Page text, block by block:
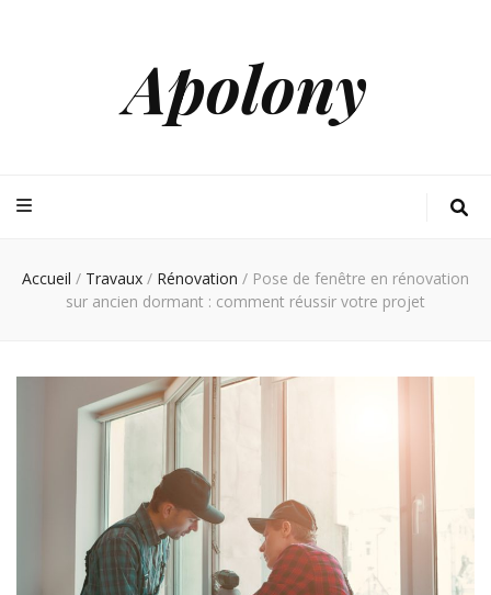
Apolony
Accueil / Travaux / Rénovation / Pose de fenêtre en rénovation
sur ancien dormant : comment réussir votre projet